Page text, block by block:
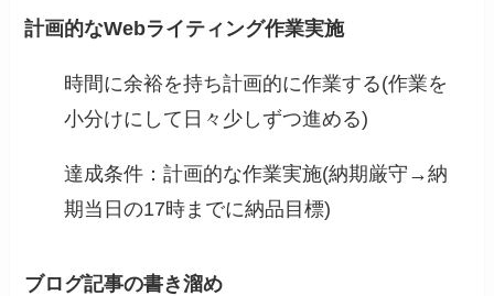
計画的なWebライティング作業実施
時間に余裕を持ち計画的に作業する(作業を
小分けにして日々少しずつ進める)
達成条件：計画的な作業実施(納期厳守→納
期当日の17時までに納品目標)
ブログ記事の書き溜め